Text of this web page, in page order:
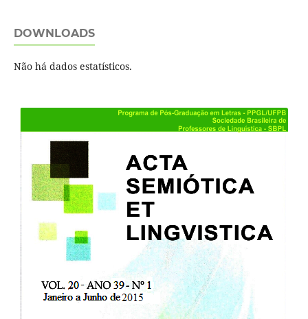
DOWNLOADS
Não há dados estatísticos.